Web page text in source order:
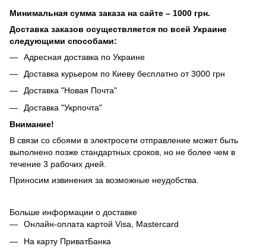
Минимальная сумма заказа на сайте – 1000 грн.
Доставка заказов осуществляется по всей Украине
следующими способами:
Адресная доставка по Украине
Доставка курьером по Киеву бесплатно от 3000 грн
Доставка "Новая Почта"
Доставка "Укрпочта"
Внимание!
В связи со сбоями в электросети отправление может быть
выполнено позже стандартных сроков, но не более чем в
течение 3 рабочих дней.
Приносим извинения за возможные неудобства.
Больше информации о доставке
Онлайн-оплата картой Visa, Mastercard
На карту ПриватБанка